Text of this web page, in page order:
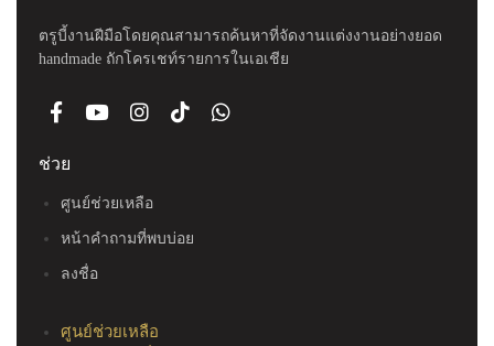
ตรูบี้งานฝีมือโดยคุณสามารถค้นหาที่จัดงานแต่งงานอย่างยอด
handmade ถักโครเชท์รายการในเอเชีย
ช่วย
ศูนย์ช่วยเหลือ
หน้าคำถามที่พบบ่อย
ลงชื่อ
ศูนย์ช่วยเหลือ